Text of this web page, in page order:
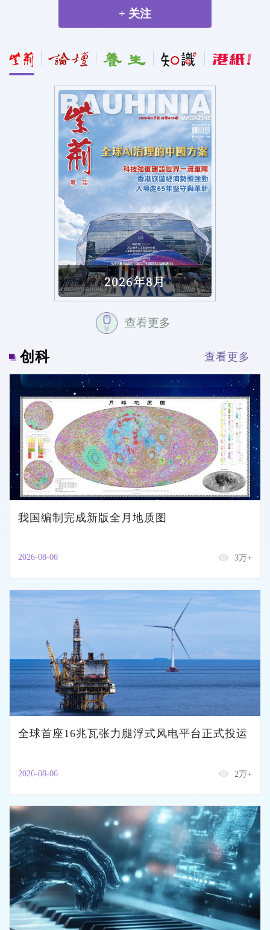
+ 关注
2026年7月
2026年83期
2026年夏季
2026年6月
2026年189期
查看更多
创科 查看更多
我国编制完成新版全月地质图
2026-08-06 3万+
全球首座16兆瓦张力腿浮式风电平台正式投运
2026-08-06 2万+